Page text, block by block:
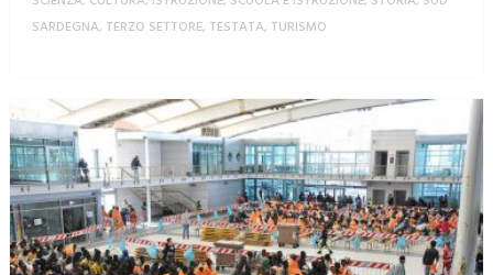
SARDEGNA, TERZO SETTORE, TESTATA, TURISMO